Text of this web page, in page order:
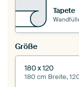
Tapete
Größe
180 x 120
180 cm Breite,